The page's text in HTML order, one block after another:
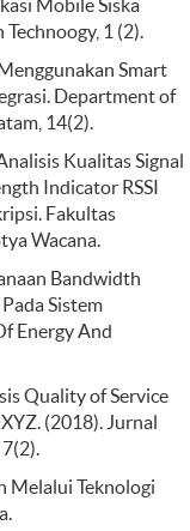
Mobile Siska
1 (2).
Smart
Department of
14(2).
Kualitas Signal
Indicator RSSI
Fakultas
Wacana.
Bandwidth
Sistem
Energy And
Quality of Service
(2018). Jurnal
Melalui Teknologi